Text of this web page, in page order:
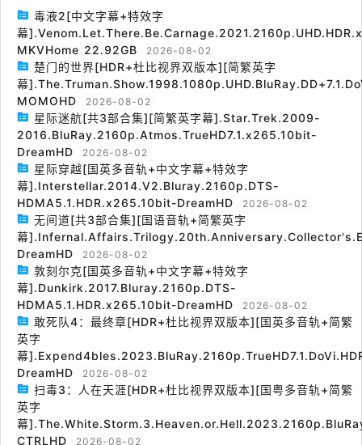
毒液2[中文字幕+特效字
幕
MKVHome 22.92GB
2026-08-02
楚门的世界[HDR+杜比视界双版本][简繁英字
幕
MOMOHD
2026-08-02
星际迷航[共3部合集][简繁英字幕].Star.Trek.2009-
2016.BluRay.2160p.Atmos.TrueHD7.1.x265.10bit-
DreamHD
2026-08-02
星际穿越[国英多音轨+中文字幕+特效字
幕].Interstellar.2014.V2.Bluray.2160p.DTS-
HDMA5.1.HDR.x265.10bit-DreamHD
2026-08-02
无间道[共3部合集][国语音轨+简繁英字
幕
DreamHD
2026-08-02
敦刻尔克[国英多音轨+中文字幕+特效字
幕].Dunkirk.2017.Bluray.2160p.DTS-
HDMA5.1.HDR.x265.10bit-DreamHD
2026-08-02
敢死队4：最终章[HDR+杜比视界双版本][国英多音轨+简繁
英字
幕
DreamHD
2026-08-02
扫毒3：人在天涯[HDR+杜比视界双版本][国粤多音轨+简繁
英字
幕
CTRLHD
2026-08-02